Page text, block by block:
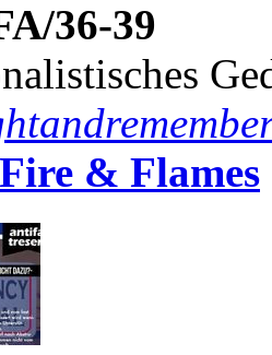
36-39
Fire & Flames